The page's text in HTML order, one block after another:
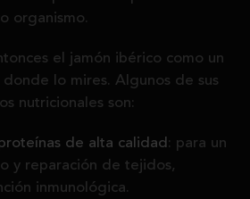
organismo.
el jamón ibérico como un
lo mires. Algunos de sus
nutricionales son:
de alta calidad : para un
y reparación de tejidos,
inmunológica.